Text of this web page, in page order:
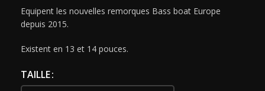
Equipent les nouvelles remorques Bass boat Europe
depuis 2015.
Existent en 13 et 14 pouces.
TAILLE